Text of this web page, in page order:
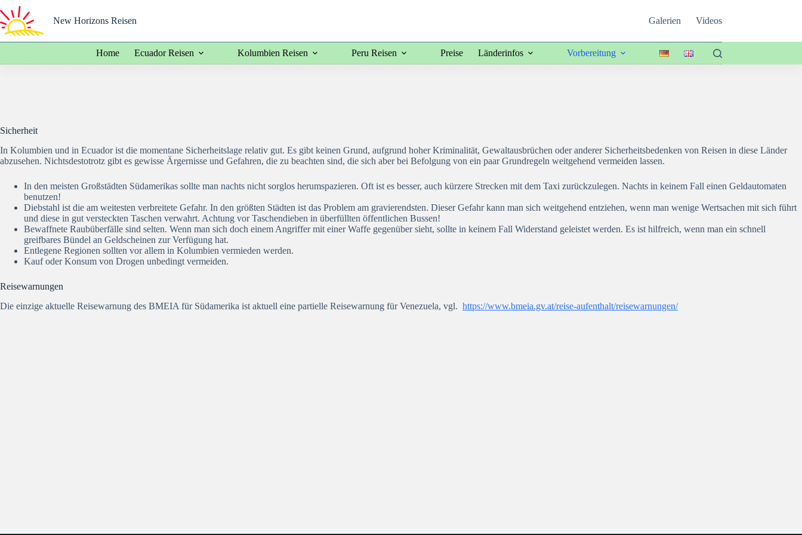
Inhalt
springen
New Horizons Reisen Galerien Videos
Home Ecuador Reisen Kolumbien Reisen Peru Reisen Preise Länderinfos Vorbereitung
Sicherheit
In Kolumbien und in Ecuador ist die momentane Sicherheitslage relativ gut. Es gibt keinen Grund, aufgrund hoher Kriminalität, Gewaltausbrüchen oder anderer Sicherheitsbedenken von Reisen in diese Länder
abzusehen. Nichtsdestotrotz gibt es gewisse Ärgernisse und Gefahren, die zu beachten sind, die sich aber bei Befolgung von ein paar Grundregeln weitgehend vermeiden lassen.
In den meisten Großstädten Südamerikas sollte man nachts nicht sorglos herumspazieren. Oft ist es besser, auch kürzere Strecken mit dem Taxi zurückzulegen. Nachts in keinem Fall einen Geldautomaten
benutzen!
Diebstahl ist die am weitesten verbreitete Gefahr. In den größten Städten ist das Problem am gravierendsten. Dieser Gefahr kann man sich weitgehend entziehen, wenn man wenige Wertsachen mit sich führt
und diese in gut versteckten Taschen verwahrt. Achtung vor Taschendieben in überfüllten öffentlichen Bussen!
Bewaffnete Raubüberfälle sind selten. Wenn man sich doch einem Angriffer mit einer Waffe gegenüber sieht, sollte in keinem Fall Widerstand geleistet werden. Es ist hilfreich, wenn man ein schnell
greifbares Bündel an Geldscheinen zur Verfügung hat.
Entlegene Regionen sollten vor allem in Kolumbien vermieden werden.
Kauf oder Konsum von Drogen unbedingt vermeiden.
Reisewarnungen
Die einzige aktuelle Reisewarnung des BMEIA für Südamerika ist aktuell eine partielle Reisewarnung für Venezuela, vgl. https://www.bmeia.gv.at/reise-aufenthalt/reisewarnungen/